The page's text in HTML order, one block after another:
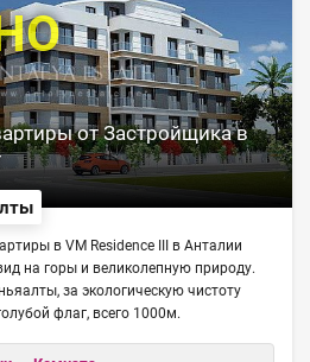
от Застройщика в
в VM Residence III в Анталии
на горы и великолепную природу.
за экологическую чистоту
флаг, всего 1000м.